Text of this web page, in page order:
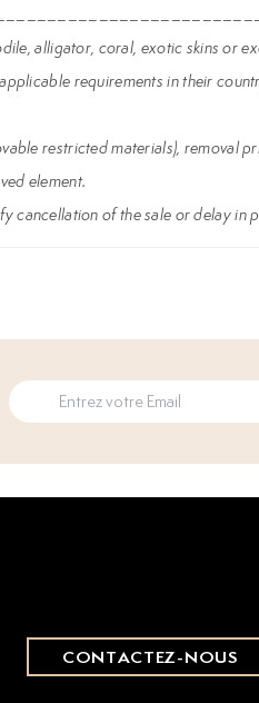
alligator, coral, exotic skins or
requirements in their
restricted materials), removal
element.
cancellation of the sale or delay in
CONTACTEZ-NOUS